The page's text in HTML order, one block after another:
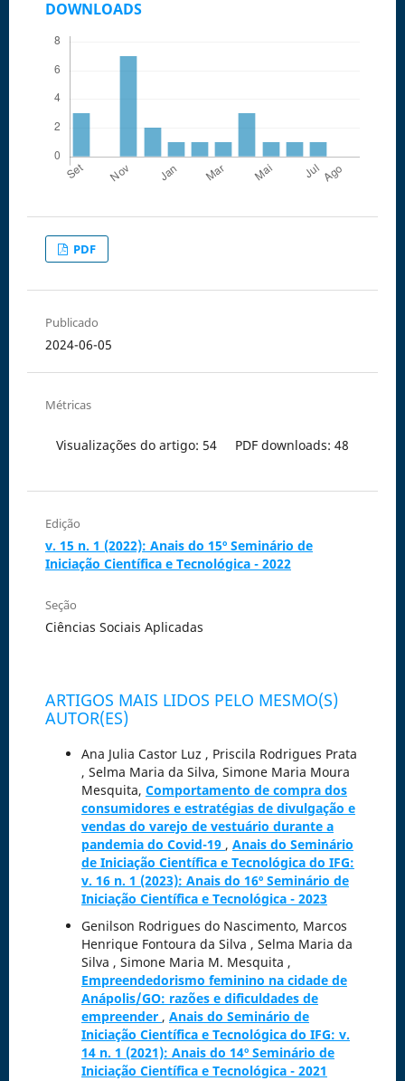
DOWNLOADS
PDF
Publicado
2024-06-05
Métricas
Visualizações do artigo: 54 PDF downloads: 48
Edição
v. 15 n. 1 (2022): Anais do 15º Seminário de
Iniciação Científica e Tecnológica - 2022
Seção
Ciências Sociais Aplicadas
ARTIGOS MAIS LIDOS PELO MESMO(S)
AUTOR(ES)
Ana Julia Castor Luz , Priscila Rodrigues Prata
, Selma Maria da Silva, Simone Maria Moura
Mesquita, Comportamento de compra dos
consumidores e estratégias de divulgação e
vendas do varejo de vestuário durante a
pandemia do Covid-19 , Anais do Seminário
de Iniciação Científica e Tecnológica do IFG:
v. 16 n. 1 (2023): Anais do 16º Seminário de
Iniciação Científica e Tecnológica - 2023
Genilson Rodrigues do Nascimento, Marcos
Henrique Fontoura da Silva , Selma Maria da
Silva , Simone Maria M. Mesquita ,
Empreendedorismo feminino na cidade de
Anápolis/GO: razões e dificuldades de
empreender , Anais do Seminário de
Iniciação Científica e Tecnológica do IFG: v.
14 n. 1 (2021): Anais do 14º Seminário de
Iniciação Científica e Tecnológica - 2021